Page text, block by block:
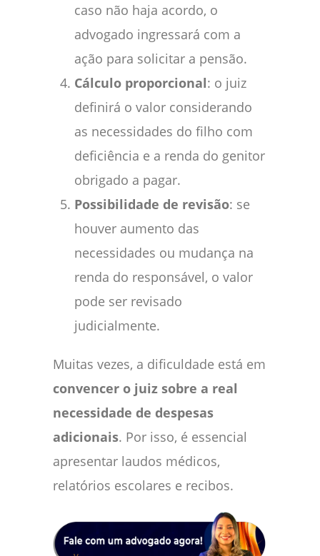
caso não haja acordo, o
advogado ingressará com a
ação para solicitar a pensão.
Cálculo proporcional: o juiz
definirá o valor considerando
as necessidades do filho com
deficiência e a renda do genitor
obrigado a pagar.
Possibilidade de revisão: se
houver aumento das
necessidades ou mudança na
renda do responsável, o valor
pode ser revisado
judicialmente.
Muitas vezes, a dificuldade está em
convencer o juiz sobre a real
necessidade de despesas
adicionais. Por isso, é essencial
apresentar laudos médicos,
relatórios escolares e recibos.